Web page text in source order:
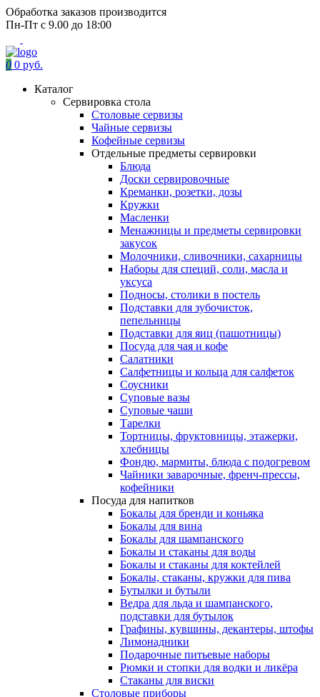
Обработка заказов производится
Пн-Пт с 9.00 до 18:00
0 0 руб.
Каталог
Сервировка стола
Столовые сервизы
Чайные сервизы
Кофейные сервизы
Отдельные предметы сервировки
Блюда
Доски сервировочные
Креманки, розетки, дозы
Кружки
Масленки
Менажницы и предметы сервировки
закусок
Молочники, сливочники, сахарницы
Наборы для специй, соли, масла и
уксуса
Подносы, столики в постель
Подставки для зубочисток,
пепельницы
Подставки для яиц (пашотницы)
Посуда для чая и кофе
Салатники
Салфетницы и кольца для салфеток
Соусники
Суповые вазы
Суповые чаши
Тарелки
Тортницы, фруктовницы, этажерки,
хлебницы
Фондю, мармиты, блюда с подогревом
Чайники заварочные, френч-прессы,
кофейники
Посуда для напитков
Бокалы для бренди и коньяка
Бокалы для вина
Бокалы для шампанского
Бокалы и стаканы для воды
Бокалы и стаканы для коктейлей
Бокалы, стаканы, кружки для пива
Бутылки и бутыли
Ведра для льда и шампанского,
подставки для бутылок
Графины, кувшины, декантеры, штофы
Лимонадники
Подарочные питьевые наборы
Рюмки и стопки для водки и ликёра
Стаканы для виски
Столовые приборы